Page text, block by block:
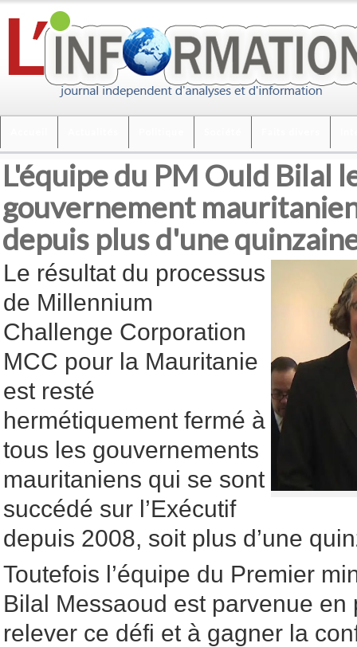
L'équipe du PM Ould Bilal
gouvernement
depuis plus d'une
Le résultat du processus
de Millennium
Challenge Corporation
MCC pour la Mauritanie
est resté
hermétiquement fermé à
tous les gouvernements
mauritaniens qui se sont
succédé sur l’Exécutif
depuis 2008, soit plus d’une
Toutefois l’équipe du Premier
Bilal Messaoud est parvenue en
relever ce défi et à gagner la